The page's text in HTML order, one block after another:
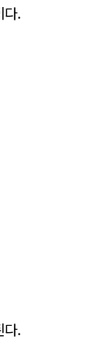
다.
다.